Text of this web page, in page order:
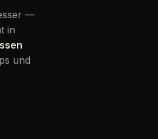
—
in
und